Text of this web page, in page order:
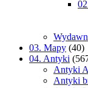
03. Mapy (40)
04. Antyki
Antyki
Antyki